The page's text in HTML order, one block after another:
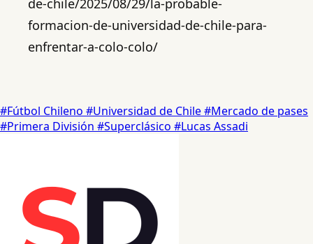
de-chile/2025/08/29/la-probable-
formacion-de-universidad-de-chile-para-
enfrentar-a-colo-colo/
#Fútbol Chileno #Universidad de Chile#Mercado de pases
#Primera División #Superclásico #Lucas Assadi